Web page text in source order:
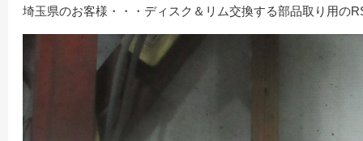
埼玉県のお客様・・・ディスク＆リム交換する部品取り用の